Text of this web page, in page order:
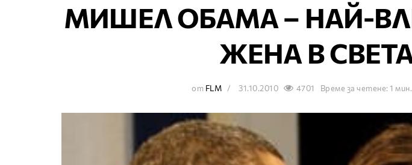
МИШЕЛ ОБАМА – НАЙ-
ЖЕНА В
от FLM 31.10.2010 4701 Време за четене: 1 мин.